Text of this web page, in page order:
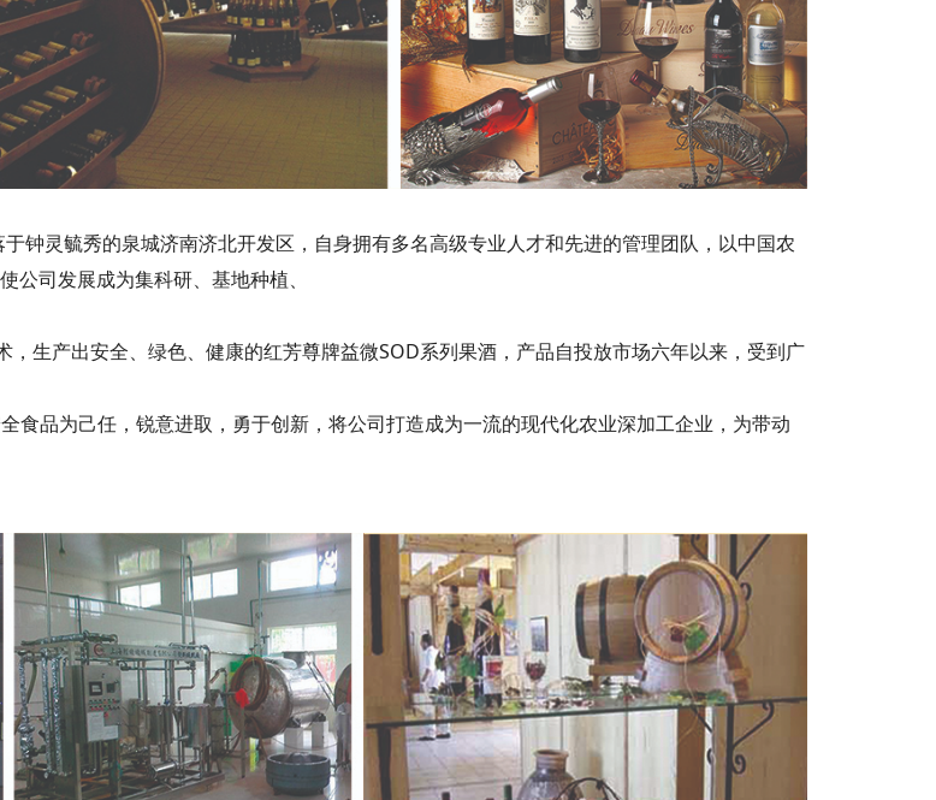
钟灵毓秀的泉城济南济北开发区，自身拥有多名高级专业人才和先进的管理团队，以中国农
公司发展成为集科研、基地种植、
生产出安全、绿色、健康的红芳尊牌益微SOD系列果酒，产品自投放市场六年以来，受到广
食品为己任，锐意进取，勇于创新，将公司打造成为一流的现代化农业深加工企业，为带动